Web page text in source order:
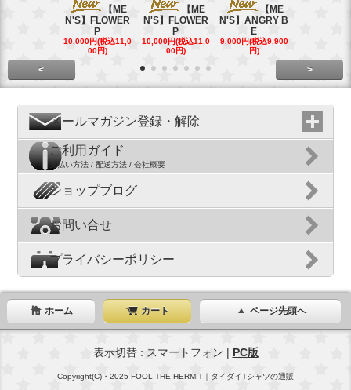
【ME
N'S】FLOWER
P
10,000円(税込11,0
00円)
【ME
N'S】FLOWER
P
10,000円(税込11,0
00円)
【ME
N'S】ANGRY B
E
9,000円(税込9,900
円)
< >
メールマガジン登録・解除
ご利用ガイド
支払い方法 / 配送方法 / 会社概要
ショップブログ
お問い合せ
プライバシーポリシー
ホーム カート ページ先頭へ
表示切替 : スマートフォン | PC版
Copyright(C)・2025 FOOL THE HERMIT｜タイダイTシャツの通販